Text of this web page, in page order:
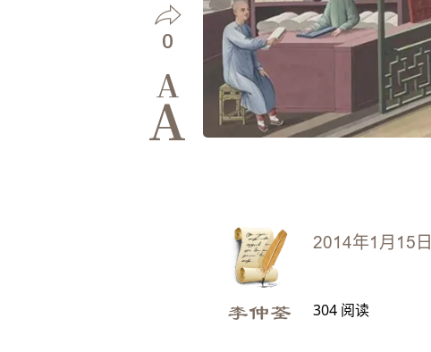
0
A
A
2014年1月15日
李仲荃 304 阅读